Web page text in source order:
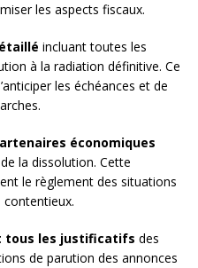
les aspects fiscaux.
incluant toutes les
à la radiation définitive. Ce
les échéances et de
économiques
la dissolution. Cette
le règlement des situations
contentieux.
tous les justificatifs des
de parution des annonces